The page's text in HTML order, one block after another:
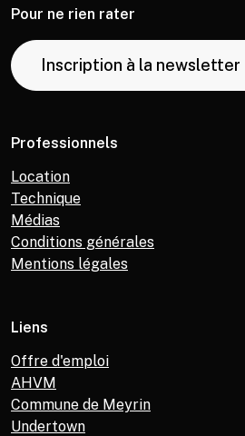
Pour ne rien rater
Inscription à la newsletter
Professionnels
Location
Technique
Médias
Conditions générales
Mentions légales
Liens
Offre d'emploi
AHVM
Commune de Meyrin
Undertown